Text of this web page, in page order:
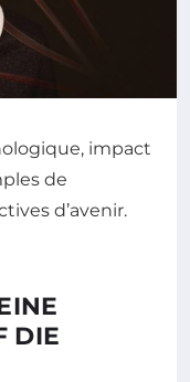
impact
de
d’avenir.
DIE